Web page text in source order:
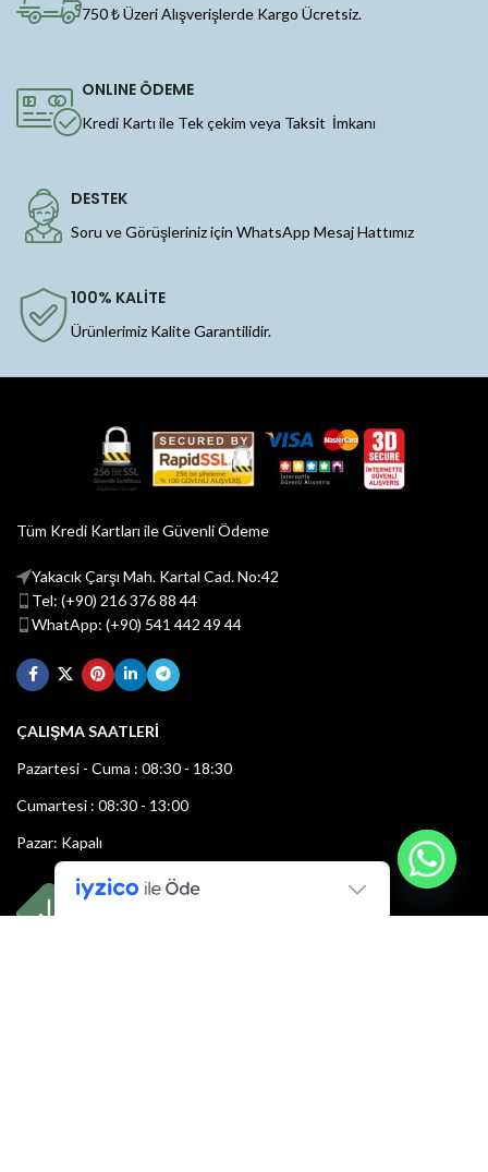
750 ₺ Üzeri Alışverişlerde Kargo Ücretsiz.
ONLINE ÖDEME
Kredi Kartı ile Tek çekim veya Taksit İmkanı
DESTEK
Soru ve Görüşleriniz için WhatsApp Mesaj Hattımız
100% KALİTE
Ürünlerimiz Kalite Garantilidir.
Tüm Kredi Kartları ile Güvenli Ödeme
Yakacık Çarşı Mah. Kartal Cad. No:42
Tel: (+90) 216 376 88 44
WhatApp: (+90) 541 442 49 44
ÇALIŞMA SAATLERİ
Pazartesi - Cuma : 08:30 - 18:30
Cumartesi : 08:30 - 13:00
Pazar: Kapalı
Bültenimize Şimdi Katılın